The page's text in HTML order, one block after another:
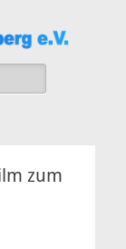
Verein
zum